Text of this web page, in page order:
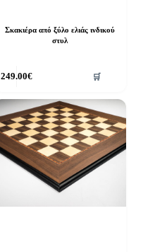
Σκακιέρα από ξύλο ελιάς ινδικού
στυλ
249.00€ 🛒